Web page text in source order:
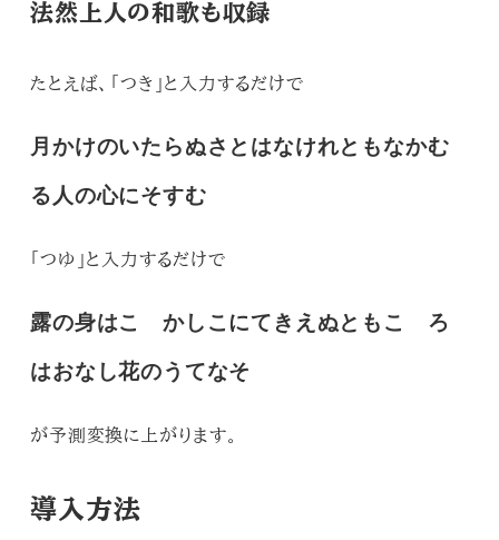
法然上人の和歌も収録
たとえば、 「つき」と入力するだけで
月かけのいたらぬさとはなけれともなかむ
る人の心にそすむ
「つゆ」と入力するだけで
露の身はこゝかしこにてきえぬともこゝろ
はおなし花のうてなそ
が予測変換に上がります。
導入方法